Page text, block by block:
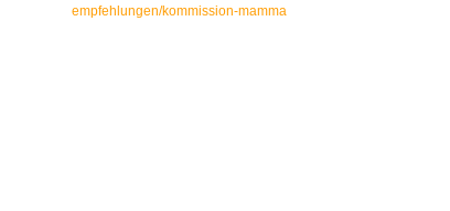
empfehlungen/kommission-mamma